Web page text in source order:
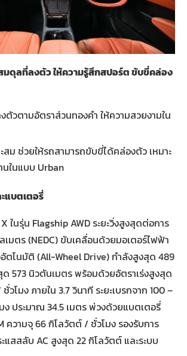
มดุลที่ลงตัว ให้ความรู้สึกสปอร์ต ขับขี่คล่อง
ตัวตามอัตราส่วนทองคำ ให้ความสวยงามใน
สม ช่วยให้รถสามารถขับขี่ได้คล่องตัว เหมาะ
นในแบบ Urban
แบตเตอรี
ในรุ่น Flagship AWD ระยะวิ่งสูงสุดต่อการ
เมตร (NEDC) ขับเคลื่อนด้วยมอเตอร์ไฟฟ้า
ตโนมัติ (All-Wheel Drive) กำลังสูงสุด 489
573 นิวตันเมตร พร้อมด้วยอัตราเร่งสูงสุด
วโมง ภายใน 3.7 วินาที ระยะเบรกจาก 100 –
ง ประมาณ 34.5 เมตร พ่วงด้วยแบตเตอรี่
ความจุ 66 กิโลวัตต์ / ชั่วโมง รองรับการ
แสสลับ AC สูงสุด 22 กิโลวัตต์ และระบบ